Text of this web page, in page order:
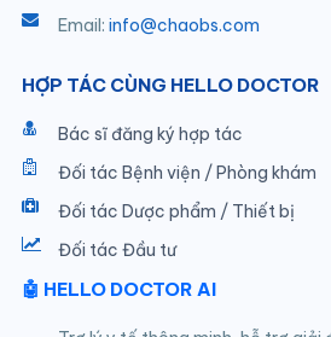
Email: info@chaobs.com
HỢP TÁC CÙNG HELLO DOCTOR
Bác sĩ đăng ký hợp tác
Đối tác Bệnh viện / Phòng khám
Đối tác Dược phẩm / Thiết bị
Đối tác Đầu tư
🤖 HELLO DOCTOR AI